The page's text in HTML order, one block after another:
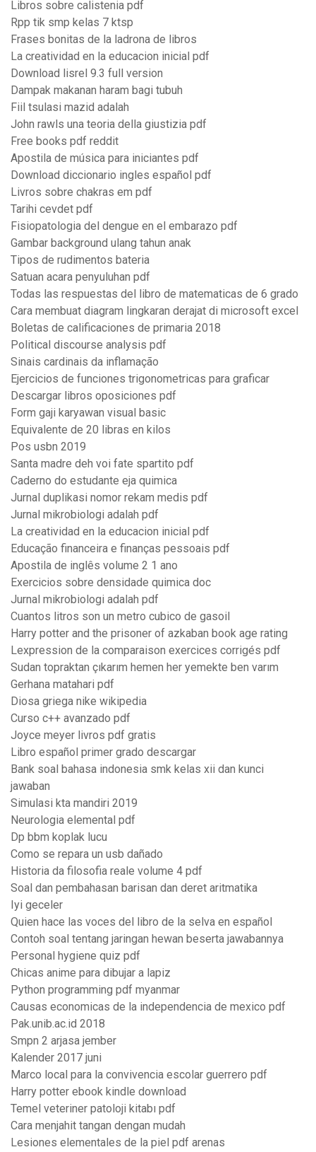
Libros sobre calistenia pdf
Rpp tik smp kelas 7 ktsp
Frases bonitas de la ladrona de libros
La creatividad en la educacion inicial pdf
Download lisrel 9.3 full version
Dampak makanan haram bagi tubuh
Fiil tsulasi mazid adalah
John rawls una teoria della giustizia pdf
Free books pdf reddit
Apostila de música para iniciantes pdf
Download diccionario ingles español pdf
Livros sobre chakras em pdf
Tarihi cevdet pdf
Fisiopatologia del dengue en el embarazo pdf
Gambar background ulang tahun anak
Tipos de rudimentos bateria
Satuan acara penyuluhan pdf
Todas las respuestas del libro de matematicas de 6 grado
Cara membuat diagram lingkaran derajat di microsoft excel
Boletas de calificaciones de primaria 2018
Political discourse analysis pdf
Sinais cardinais da inflamação
Ejercicios de funciones trigonometricas para graficar
Descargar libros oposiciones pdf
Form gaji karyawan visual basic
Equivalente de 20 libras en kilos
Pos usbn 2019
Santa madre deh voi fate spartito pdf
Caderno do estudante eja quimica
Jurnal duplikasi nomor rekam medis pdf
Jurnal mikrobiologi adalah pdf
La creatividad en la educacion inicial pdf
Educação financeira e finanças pessoais pdf
Apostila de inglês volume 2 1 ano
Exercicios sobre densidade quimica doc
Jurnal mikrobiologi adalah pdf
Cuantos litros son un metro cubico de gasoil
Harry potter and the prisoner of azkaban book age rating
Lexpression de la comparaison exercices corrigés pdf
Sudan topraktan çıkarım hemen her yemekte ben varım
Gerhana matahari pdf
Diosa griega nike wikipedia
Curso c++ avanzado pdf
Joyce meyer livros pdf gratis
Libro español primer grado descargar
Bank soal bahasa indonesia smk kelas xii dan kunci
jawaban
Simulasi kta mandiri 2019
Neurologia elemental pdf
Dp bbm koplak lucu
Como se repara un usb dañado
Historia da filosofia reale volume 4 pdf
Soal dan pembahasan barisan dan deret aritmatika
Iyi geceler
Quien hace las voces del libro de la selva en español
Contoh soal tentang jaringan hewan beserta jawabannya
Personal hygiene quiz pdf
Chicas anime para dibujar a lapiz
Python programming pdf myanmar
Causas economicas de la independencia de mexico pdf
Pak.unib.ac.id 2018
Smpn 2 arjasa jember
Kalender 2017 juni
Marco local para la convivencia escolar guerrero pdf
Harry potter ebook kindle download
Temel veteriner patoloji kitabı pdf
Cara menjahit tangan dengan mudah
Lesiones elementales de la piel pdf arenas